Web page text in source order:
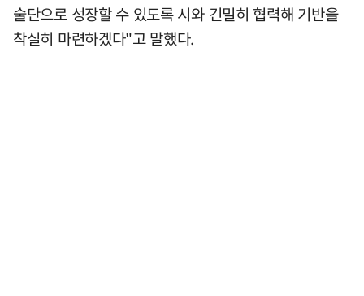
술단으로 성장할 수 있도록 시와 긴밀히 협력해 기반을
착실히 마련하겠다"고 말했다.